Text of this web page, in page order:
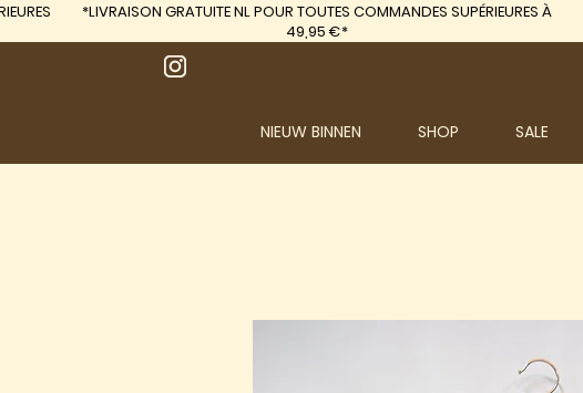
NIEUW BINNEN SHOP SALE
*LIVRAISON GRATUITENL POUR TOUTES COMMANDES SUPÉRIEURES À
49,95 €*